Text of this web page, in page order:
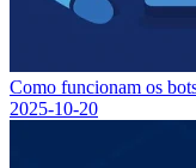
Como funcionam os
2025-10-20